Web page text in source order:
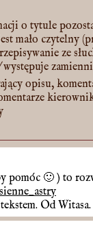
o tytule
mało czytelny
ze
opisu,
pomóc 🙂 ) to
Od Witasa.